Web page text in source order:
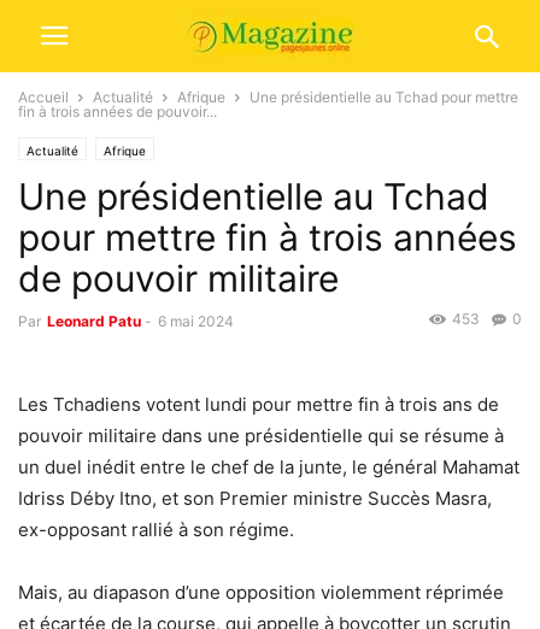
Accueil Actualité Afrique
Une présidentielle au Tchad pour mettre
fin à trois années de pouvoir...
Actualité Afrique
Une présidentielle au Tchad
pour mettre fin à trois années
de pouvoir militaire
Par Leonard Patu - 6 mai 2024 0
453
Les Tchadiens votent lundi pour mettre fin à trois ans de
pouvoir militaire dans une présidentielle qui se résume à
un duel inédit entre le chef de la junte, le général Mahamat
Idriss Déby Itno, et son Premier ministre Succès Masra,
ex-opposant rallié à son régime.
Mais, au diapason d’une opposition violemment réprimée
et écartée de la course, qui appelle à boycotter un scrutin